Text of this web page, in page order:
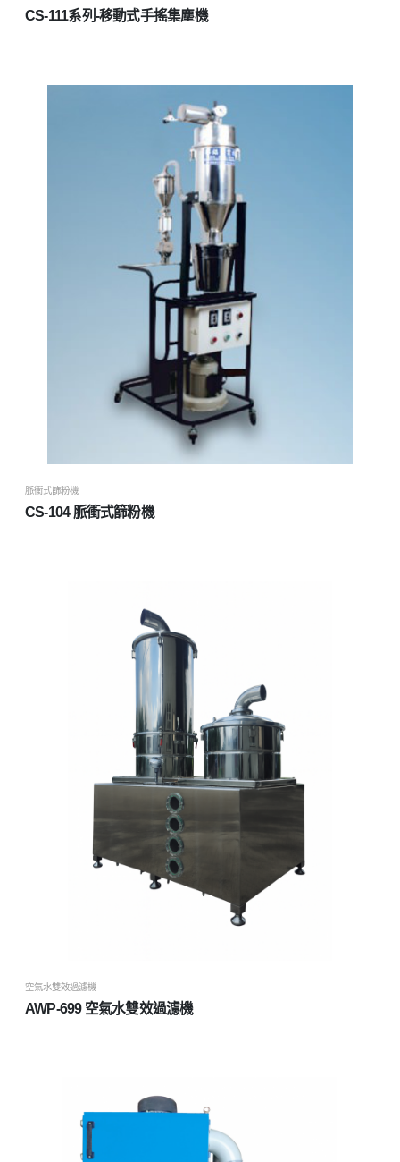
CS-111系列-移動式手搖集塵機
脈衝式篩粉機
CS-104 脈衝式篩粉機
空氣水雙效過濾機
AWP-699 空氣水雙效過濾機